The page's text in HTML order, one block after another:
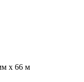
х 66 м